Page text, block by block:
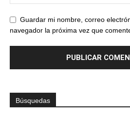
Guardar mi nombre, correo
navegador la próxima vez que
Búsquedas